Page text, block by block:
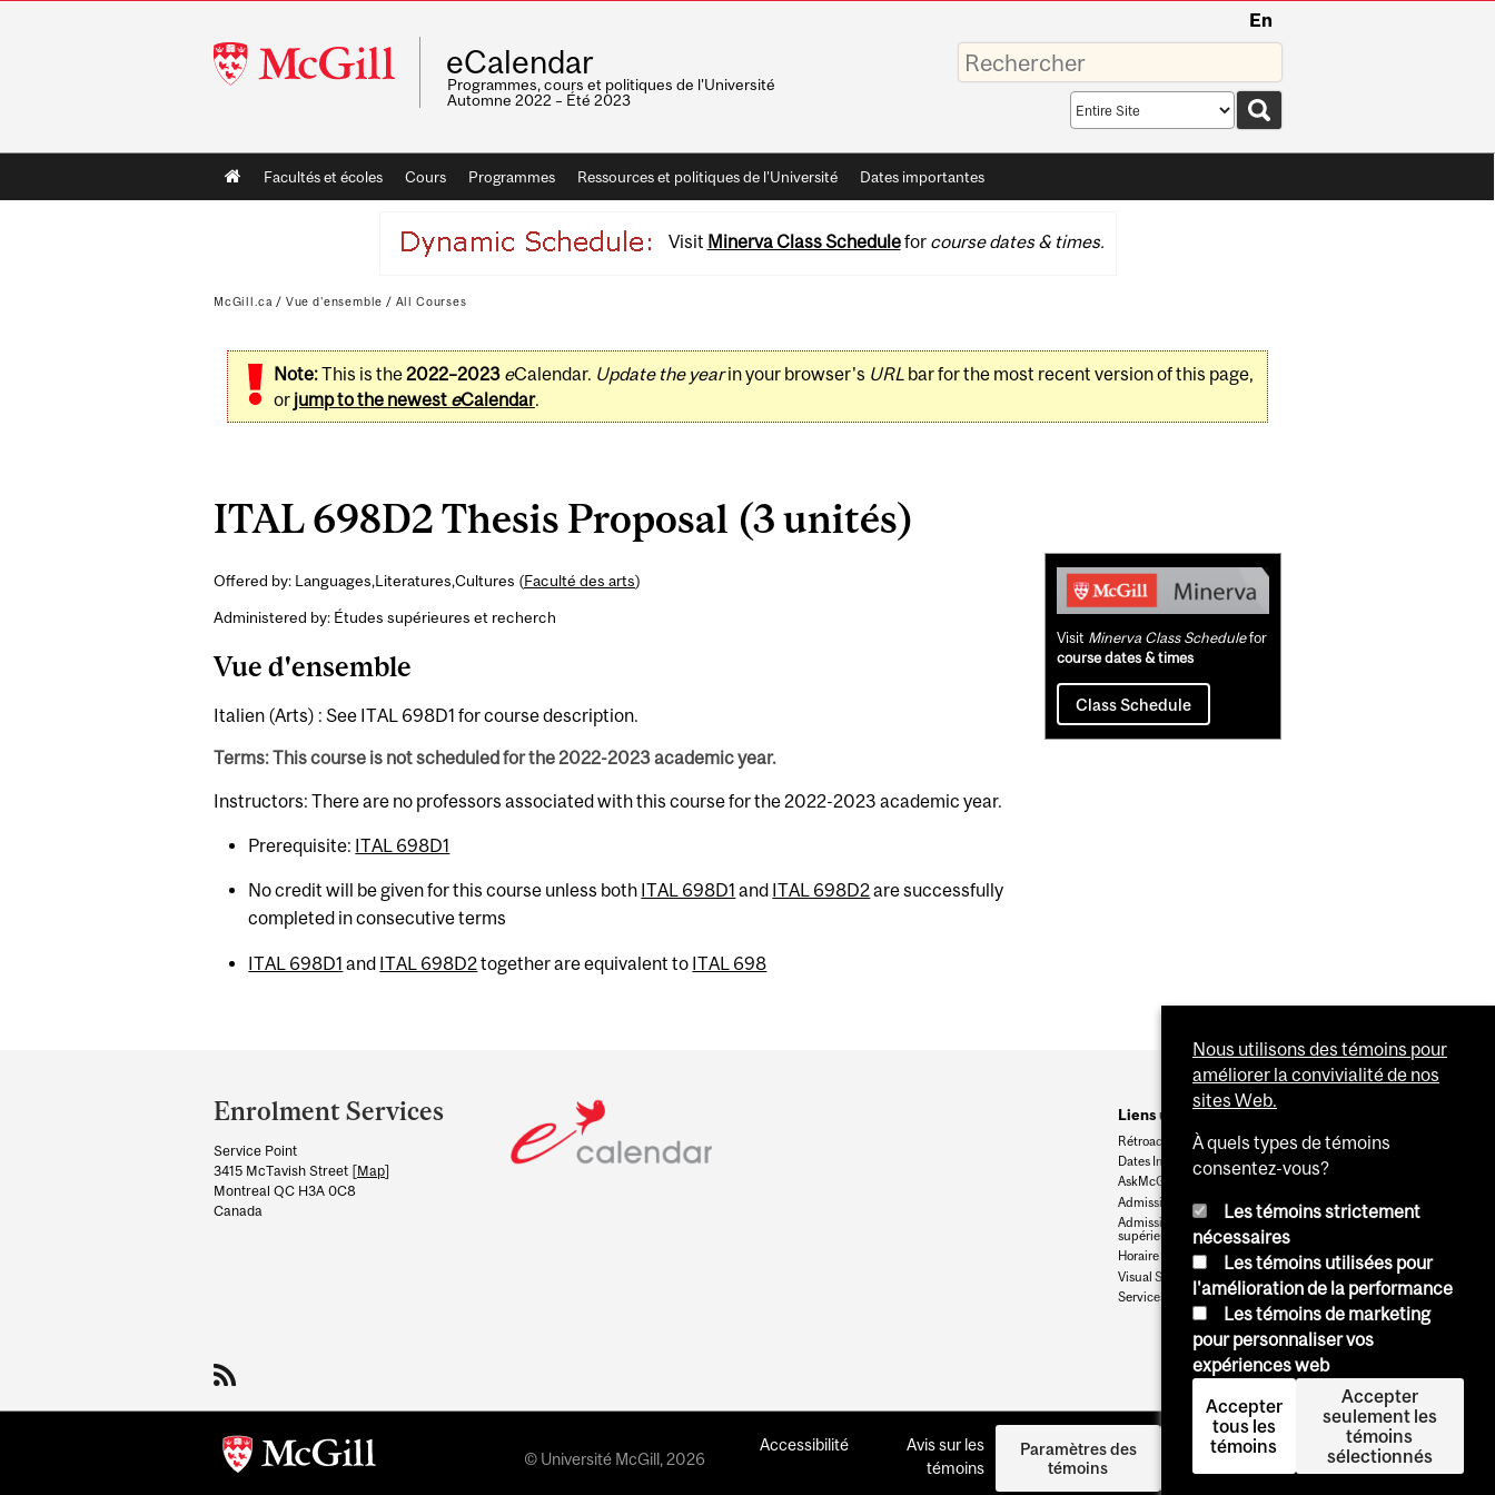
McGill
University
En
eCalendar
Programmes, cours et politiques de l'Université
Automne 2022 – Été 2023
Saisissez
vos
mots-
Search
scope
Main
navigation
Facultés et écoles Cours Programmes Ressources et politiques de l'Université Dates importantes
Visit Minerva Class Schedulefor course dates & times.
McGill.ca / Vue d'ensemble / All Courses
Note:This is the2022–2023 eCalendar. Update the yearin your browser's URLbar for the most recent version of this page,
or jump to the newest eCalendar.
ITAL 698D2 Thesis Proposal (3 unités)
Offered by: Languages,Literatures,Cultures (Faculté des arts)
Administered by: Études supérieures et recherch
Vue d'ensemble
Italien (Arts) : See ITAL 698D1 for course description.
Terms: This course is not scheduled for the 2022-2023 academic year.
Instructors: There are no professors associated with this course for the 2022-2023 academic year.
Prerequisite: ITAL 698D1
No credit will be given for this course unless both ITAL 698D1 and ITAL 698D2are successfully
completed in consecutive terms
ITAL 698D1 and ITAL 698D2together are equivalent to ITAL 698
Related
Content
Visit Minerva Class Schedulefor
course dates & times
Class Schedule
and
University
Information
Enrolment Services
Service Point
3415 McTavish Street [Map]
Montreal QC H3A 0C8
Canada
Liens utiles
Rétroaction
Dates Importantes
AskMcGill
Admission au premier cycle
Admissions aux cycles
supérieurs et postdoctoraux
Horaire des cours
Visual Schedule Builder
Services aux étudiants
© Université McGill, 2026
Accessibilité
Avis sur les
témoins
Paramètres des
témoins
Se
connecter
Nous utilisons des témoins pour
améliorer la convivialité de nos
sites Web.
À quels types de témoins
consentez-vous?
Les témoins strictement
nécessaires
Les témoins utilisées pour
l'amélioration de la performance
Les témoins de marketing
pour personnaliser vos
expériences web
Accepter
tous les
témoins
Accepter
seulement les
témoins
sélectionnés